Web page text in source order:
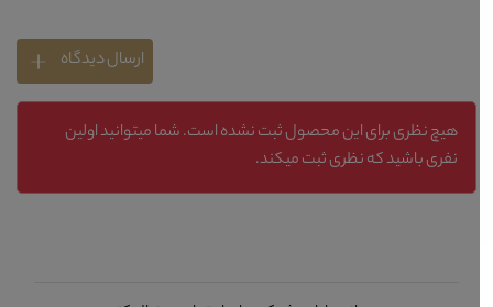
ارسال دیدگاه
هیچ نظری برای این محصول ثبت نشده است. شما میتوانید اولین
نفری باشید که نظری ثبت میکند.